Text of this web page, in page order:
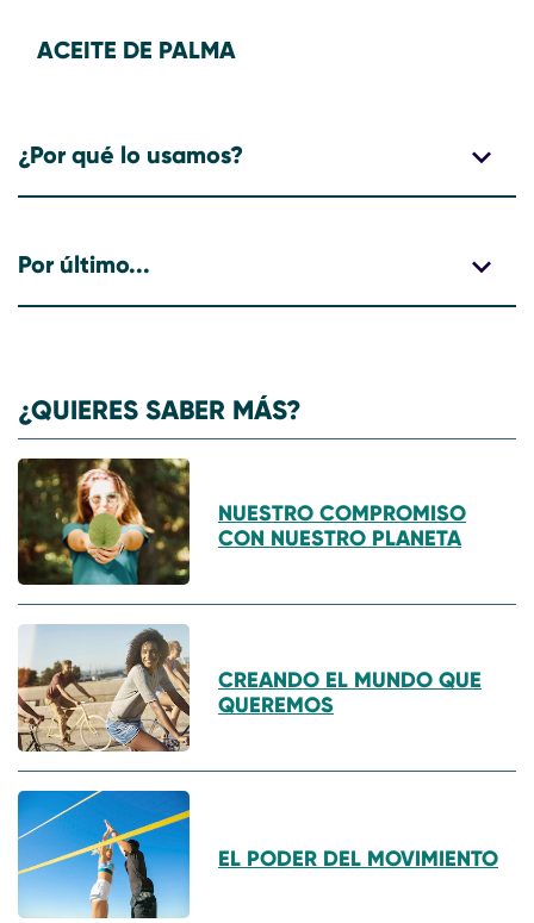
ACEITE DE PALMA
¿Por qué lo usamos?
Por último...
¿QUIERES SABER MÁS?
NUESTRO COMPROMISO
CON NUESTRO PLANETA
CREANDO EL MUNDO QUE
QUEREMOS
EL PODER DEL MOVIMIENTO